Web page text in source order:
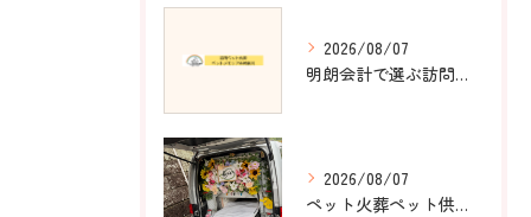
2026/08/07
明朗会計で選ぶ訪問ペット火葬の料金安心術
2026/08/07
ペット火葬ペット供養を神奈川県横須賀市で行う際に家族の想いを大好きな場所から伝える方法